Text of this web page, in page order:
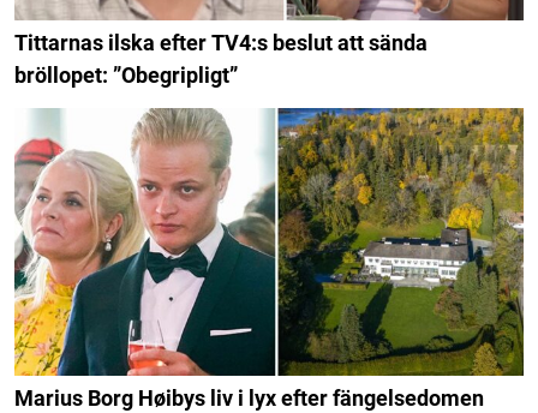
Tittarnas ilska efter TV4:s beslut att sända
bröllopet: ”Obegripligt”
Marius Borg Høibys liv i lyx efter fängelsedomen